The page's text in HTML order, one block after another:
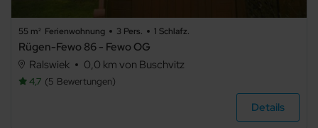
55 m² Ferienwohnung 3 Pers. 1 Schlafz.
Rügen-Fewo 86 - Fewo OG
Ralswiek
0,0 km von Buschvitz
4,7 5 Bewertungen
Details